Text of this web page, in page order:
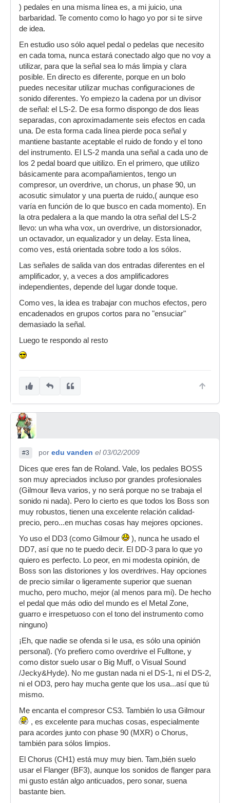
) pedales en una misma línea es, a mi juicio, una
barbaridad. Te comento como lo hago yo por si te sirve
de idea.
En estudio uso sólo aquel pedal o pedelas que necesito
en cada toma, nunca estará conectado algo que no voy a
utilizar, para que la señal sea lo más limpia y clara
posible. En directo es diferente, porque en un bolo
puedes necesitar utilizar muchas configuraciones de
sonido diferentes. Yo empiezo la cadena por un divisor
de señal: el LS-2. De esa formo dispongo de dos lieas
separadas, con aproximadamente seis efectos en cada
una. De esta forma cada línea pierde poca señal y
mantiene bastante aceptable el ruido de fondo y el tono
del instrumento. El LS-2 manda una señal a cada uno de
los 2 pedal board que uitilizo. En el primero, que utilizo
básicamente para acompañamientos, tengo un
compresor, un overdrive, un chorus, un phase 90, un
acosutic simulator y una puerta de ruido,( aunque eso
varía en función de lo que busco en cada momento). En
la otra pedalera a la que mando la otra señal del LS-2
llevo: un wha wha vox, un overdrive, un distorsionador,
un octavador, un equalizador y un delay. Esta línea,
como ves, está orientada sobre todo a los sólos.
Las señales de salida van dos entradas diferentes en el
amplificador, y, a veces a dos amplificadores
independientes, depende del lugar donde toque.
Como ves, la idea es trabajar con muchos efectos, pero
encadenados en grupos cortos para no "ensuciar"
demasiado la señal.
Luego te respondo al resto
#3 por edu vanden el 03/02/2009
Dices que eres fan de Roland. Vale, los pedales BOSS
son muy apreciados incluso por grandes profesionales
(Gilmour lleva varios, y no será porque no se trabaja el
sonido ni nada). Pero lo cierto es que todos los Boss son
muy robustos, tienen una excelente relación calidad-
precio, pero...en muchas cosas hay mejores opciones.
Yo uso el DD3 (como Gilmour
), nunca he usado el
DD7, así que no te puedo decir. El DD-3 para lo que yo
quiero es perfecto. Lo peor, en mi modesta opinión, de
Boss son las distoriones y los overdrives. Hay opciones
de precio similar o ligeramente superior que suenan
mucho, pero mucho, mejor (al menos para mi). De hecho
el pedal que más odio del mundo es el Metal Zone,
guarro e irrespetuoso con el tono del instrumento como
ninguno)
¡Eh, que nadie se ofenda si le usa, es sólo una opinión
personal). (Yo prefiero como overdrive el Fulltone, y
como distor suelo usar o Big Muff, o Visual Sound
/Jecky&Hyde). No me gustan nada ni el DS-1, ni el DS-2,
ni el OD3, pero hay mucha gente que los usa...así que tú
mismo.
Me encanta el compresor CS3. También lo usa Gilmour
, es excelente para muchas cosas, especialmente
para acordes junto con phase 90 (MXR) o Chorus,
también para sólos limpios.
El Chorus (CH1) está muy muy bien. Tam,bién suelo
usar el Flanger (BF3), aunque los sonidos de flanger para
mi gusto están algo anticuados, pero sonar, suena
bastante bien.